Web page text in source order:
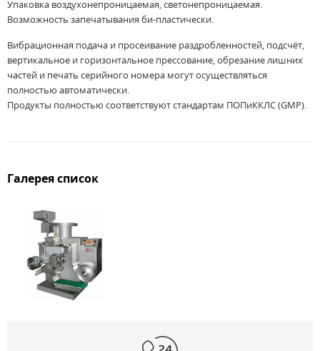
Упаковка воздухонепроницаемая, светонепроницаемая.
Возможность запечатывания би-пластически.
Вибрационная подача и просеивание раздробленностей, подсчёт,
вертикальное и горизонтальное прессование, обрезание лишних
частей и печать серийного номера могут осуществляться
полностью автоматически.
Продукты полностью соответствуют стандартам ПОПиККЛС (GMP).
Галерея список